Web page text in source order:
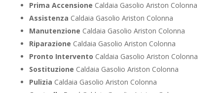
Prima Accensione Caldaia Gasolio Ariston Colonna
Assistenza Caldaia Gasolio Ariston Colonna
Manutenzione Caldaia Gasolio Ariston Colonna
Riparazione Caldaia Gasolio Ariston Colonna
Pronto Intervento Caldaia Gasolio Ariston Colonna
Sostituzione Caldaia Gasolio Ariston Colonna
Pulizia Caldaia Gasolio Ariston Colonna